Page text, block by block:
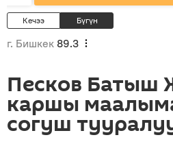
Кечээ Бүгүн
г. Бишкек 89.3
Песков
каршы
согуш